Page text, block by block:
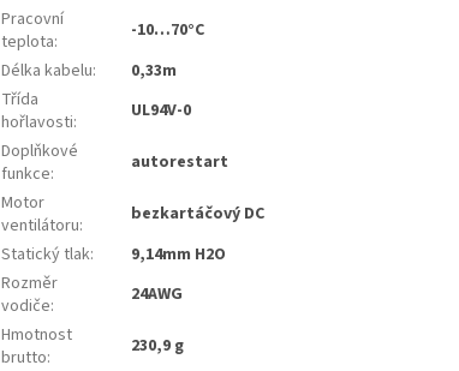
Pracovní
teplota:
-10…70°C
Délka kabelu:
0,33m
Třída
hořlavosti:
UL94V-0
Doplňkové
funkce:
autorestart
Motor
ventilátoru:
bezkartáčový DC
Statický tlak:
9,14mm H2O
Rozměr
vodiče:
24AWG
Hmotnost
brutto:
230,9 g